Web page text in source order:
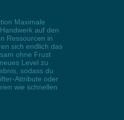
Maximale
auf den
Ressourcen in
sich endlich das
ohne Frust
Level zu
sodass du
Attribute oder
wie schnellen